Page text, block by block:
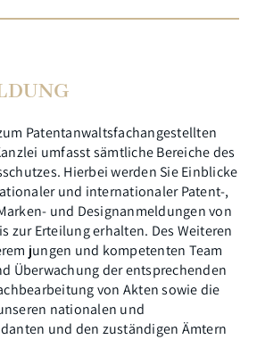
Patentanwaltsfachangestellten
umfasst sämtliche Bereiche des
Hierbei werden Sie Einblicke
und internationaler Patent-,
und Designanmeldungen von
zur Erteilung erhalten. Des Weiteren
jungen und kompetenten Team
Überwachung der entsprechenden
von Akten sowie die
nationalen und
und den zuständigen Ämtern